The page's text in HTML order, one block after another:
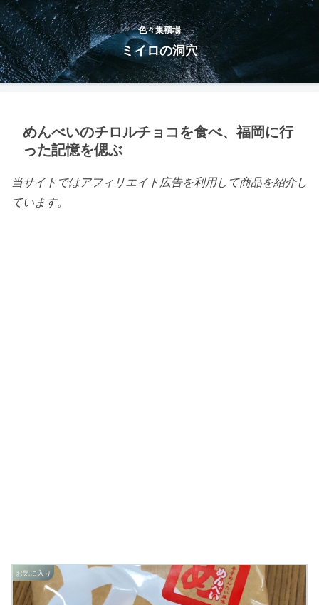
色々集積場
ミイロの洞穴
めんべいのチロルチョコを食べ、福岡に行
った記憶を偲ぶ
当サイトではアフィリエイト広告を利用して商品を紹介し
ています。
お気に入り